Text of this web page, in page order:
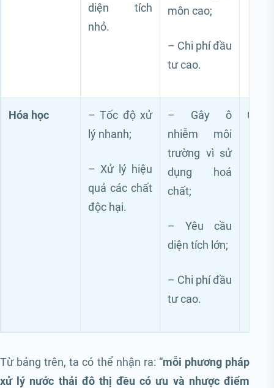
diện tích
nhỏ.
môn cao;
– Chi phí đầu
tư cao.
Hóa học
– Tốc độ xử
lý nhanh;
– Xử lý hiệu
quả các chất
độc hại.
– Gây ô
nhiễm môi
trường vì sử
dụng hoá
chất;
– Yêu cầu
diện tích lớn;
– Chi phí đầu
tư cao.
Cao
Từ bảng trên, ta có thể nhận ra: “mỗi phương pháp
xử lý nước thải đô thị đều có ưu và nhược điểm